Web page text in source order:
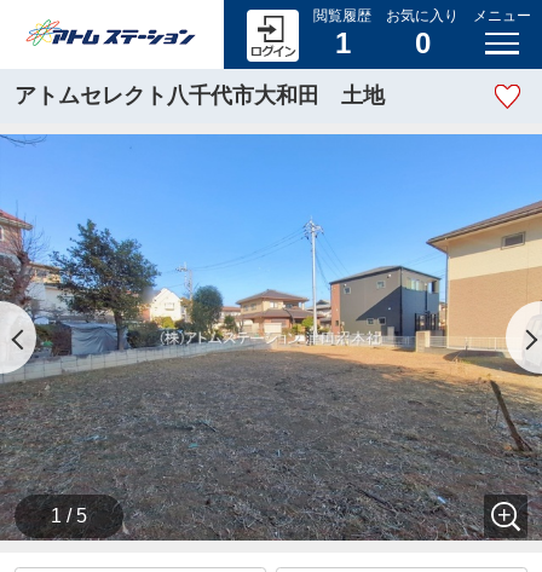
閲覧履歴
1
お気に入り
0
メニュー
アトムセレクト八千代市大和田 土地
1 / 5